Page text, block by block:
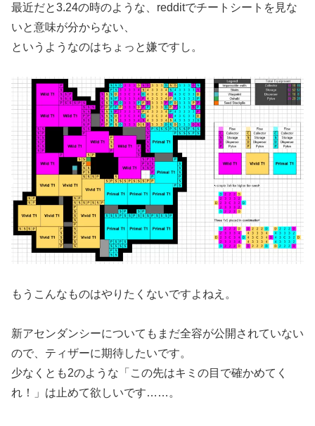
最近だと3.24の時のような、redditでチートシートを見な
いと意味が分からない、
というようなのはちょっと嫌ですし。
もうこんなものはやりたくないですよねえ。
新アセンダンシーについてもまだ全容が公開されていない
ので、ティザーに期待したいです。
少なくとも2のような「この先はキミの目で確かめてく
れ！」は止めて欲しいです……。